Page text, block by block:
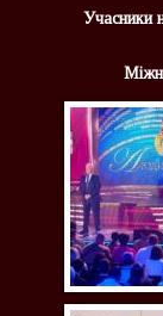
Учасники